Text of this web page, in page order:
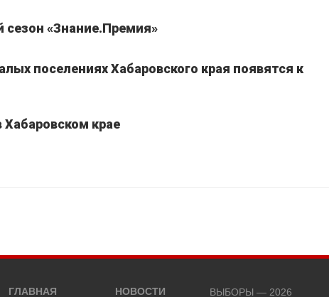
сезон «Знание.Премия»
поселениях Хабаровского края появятся к
крае
ГЛАВНАЯ
НОВОСТИ
ВЫБОРЫ — 2026